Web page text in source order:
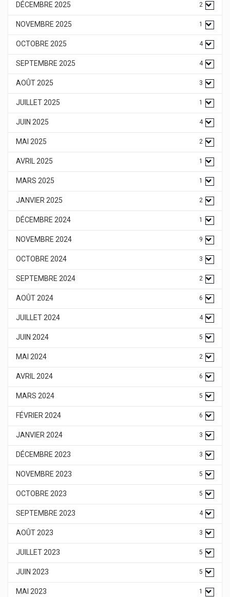
DÉCEMBRE 2025 2
NOVEMBRE 2025 1
OCTOBRE 2025 4
SEPTEMBRE 2025 4
AOÛT 2025 3
JUILLET 2025 1
JUIN 2025 4
MAI 2025 2
AVRIL 2025 1
MARS 2025 1
JANVIER 2025 2
DÉCEMBRE 2024 1
NOVEMBRE 2024 9
OCTOBRE 2024 3
SEPTEMBRE 2024 2
AOÛT 2024 6
JUILLET 2024 4
JUIN 2024 5
MAI 2024 2
AVRIL 2024 6
MARS 2024 5
FÉVRIER 2024 6
JANVIER 2024 3
DÉCEMBRE 2023 3
NOVEMBRE 2023 5
OCTOBRE 2023 5
SEPTEMBRE 2023 4
AOÛT 2023 3
JUILLET 2023 5
JUIN 2023 5
MAI 2023 1